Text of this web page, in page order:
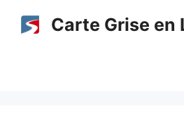
Carte Grise en